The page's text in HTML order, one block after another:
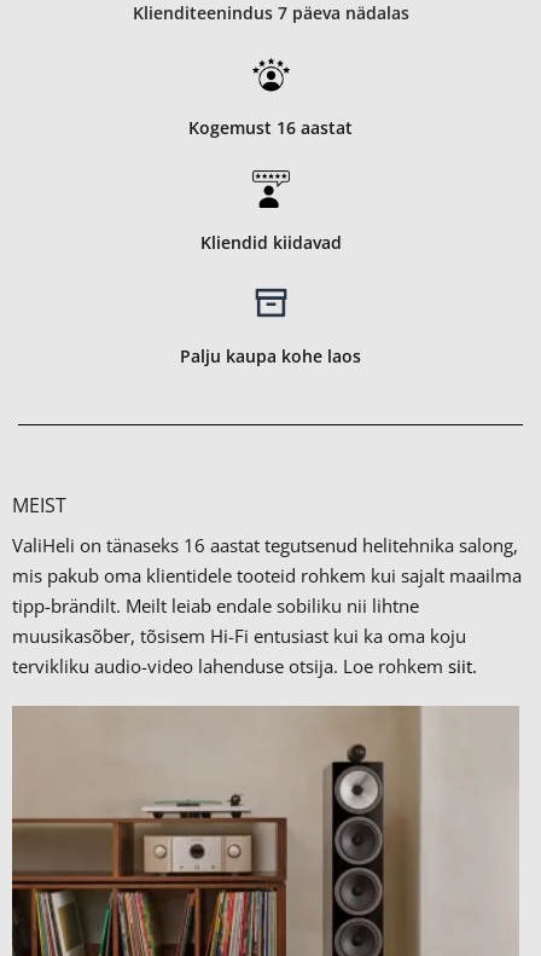
Klienditeenindus 7 päeva nädalas
Kogemust 16 aastat
Kliendid kiidavad
Palju kaupa kohe laos
MEIST
ValiHeli on tänaseks 16 aastat tegutsenud helitehnika salong,
mis pakub oma klientidele tooteid rohkem kui sajalt maailma
tipp-brändilt. Meilt leiab endale sobiliku nii lihtne
muusikasõber, tõsisem Hi-Fi entusiast kui ka oma koju
tervikliku audio-video lahenduse otsija. Loe rohkem siit.